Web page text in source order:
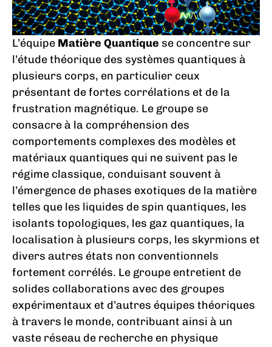
L’équipe Matière Quantique se concentre sur
l’étude théorique des systèmes quantiques à
plusieurs corps, en particulier ceux
présentant de fortes corrélations et de la
frustration magnétique. Le groupe se
consacre à la compréhension des
comportements complexes des modèles et
matériaux quantiques qui ne suivent pas le
régime classique, conduisant souvent à
l’émergence de phases exotiques de la matière
telles que les liquides de spin quantiques, les
isolants topologiques, les gaz quantiques, la
localisation à plusieurs corps, les skyrmions et
divers autres états non conventionnels
fortement corrélés. Le groupe entretient de
solides collaborations avec des groupes
expérimentaux et d’autres équipes théoriques
à travers le monde, contribuant ainsi à un
vaste réseau de recherche en physique